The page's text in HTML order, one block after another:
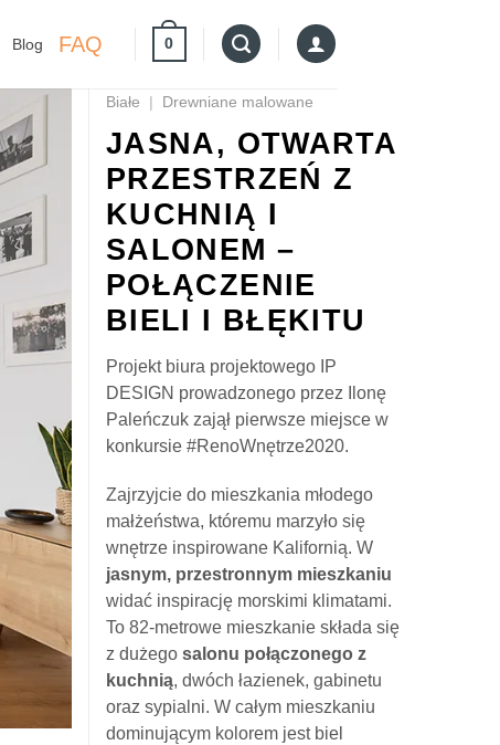
Blog FAQ 0
Białe | Drewniane malowane
JASNA, OTWARTA
PRZESTRZEŃ Z
KUCHNIĄ I
SALONEM –
POŁĄCZENIE
BIELI I BŁĘKITU
Projekt biura projektowego IP
DESIGN prowadzonego przez Ilonę
Paleńczuk zajął pierwsze miejsce w
konkursie #RenoWnętrze2020.
Zajrzyjcie do mieszkania młodego
małżeństwa, któremu marzyło się
wnętrze inspirowane Kalifornią. W
jasnym, przestronnym mieszkaniu
widać inspirację morskimi klimatami.
To 82-metrowe mieszkanie składa się
z dużego salonu połączonego z
kuchnią, dwóch łazienek, gabinetu
oraz sypialni. W całym mieszkaniu
dominującym kolorem jest biel